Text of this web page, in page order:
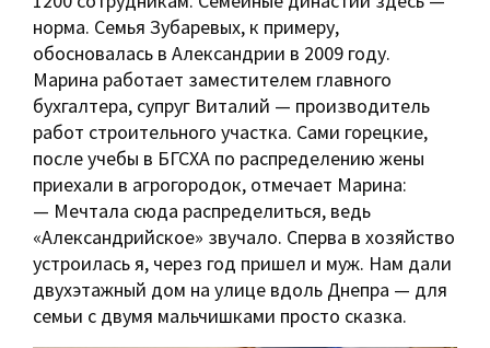
норма. Семья Зубаревых, к примеру,
обосновалась в Александ­рии в 2009 году.
Марина работает заместителем главного
бухгалтера, супруг Виталий — производитель
работ строительного участка. Сами горецкие,
после учебы в БГСХА по распределению жены
приехали в агрогородок, отмечает Марина:
— Мечтала сюда распределиться, ведь
«Александрийское» звучало. Сперва в хозяйство
устроилась я, через год пришел и муж. Нам дали
двухэтажный дом на улице вдоль Днепра — для
семьи с двумя мальчишками просто сказка.